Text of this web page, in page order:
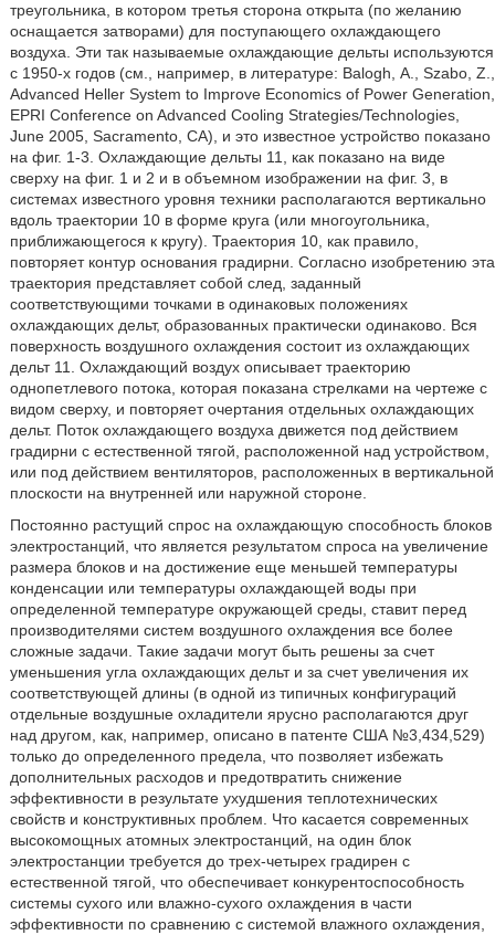
треугольника, в котором третья сторона открыта (по желанию
оснащается затворами) для поступающего охлаждающего
воздуха. Эти так называемые охлаждающие дельты используются
с 1950-х годов (см., например, в литературе: Balogh, Α., Szabo, Ζ.,
Advanced Heller System to Improve Economics of Power Generation,
EPRI Conference on Advanced Cooling Strategies/Technologies,
June 2005, Sacramento, CA), и это известное устройство показано
на фиг. 1-3. Охлаждающие дельты 11, как показано на виде
сверху на фиг. 1 и 2 и в объемном изображении на фиг. 3, в
системах известного уровня техники располагаются вертикально
вдоль траектории 10 в форме круга (или многоугольника,
приближающегося к кругу). Траектория 10, как правило,
повторяет контур основания градирни. Согласно изобретению эта
траектория представляет собой след, заданный
соответствующими точками в одинаковых положениях
охлаждающих дельт, образованных практически одинаково. Вся
поверхность воздушного охлаждения состоит из охлаждающих
дельт 11. Охлаждающий воздух описывает траекторию
однопетлевого потока, которая показана стрелками на чертеже с
видом сверху, и повторяет очертания отдельных охлаждающих
дельт. Поток охлаждающего воздуха движется под действием
градирни с естественной тягой, расположенной над устройством,
или под действием вентиляторов, расположенных в вертикальной
плоскости на внутренней или наружной стороне.
Постоянно растущий спрос на охлаждающую способность блоков
электростанций, что является результатом спроса на увеличение
размера блоков и на достижение еще меньшей температуры
конденсации или температуры охлаждающей воды при
определенной температуре окружающей среды, ставит перед
производителями систем воздушного охлаждения все более
сложные задачи. Такие задачи могут быть решены за счет
уменьшения угла охлаждающих дельт и за счет увеличения их
соответствующей длины (в одной из типичных конфигураций
отдельные воздушные охладители ярусно располагаются друг
над другом, как, например, описано в патенте США №3,434,529)
только до определенного предела, что позволяет избежать
дополнительных расходов и предотвратить снижение
эффективности в результате ухудшения теплотехнических
свойств и конструктивных проблем. Что касается современных
высокомощных атомных электростанций, на один блок
электростанции требуется до трех-четырех градирен с
естественной тягой, что обеспечивает конкурентоспособность
системы сухого или влажно-сухого охлаждения в части
эффективности по сравнению с системой влажного охлаждения,